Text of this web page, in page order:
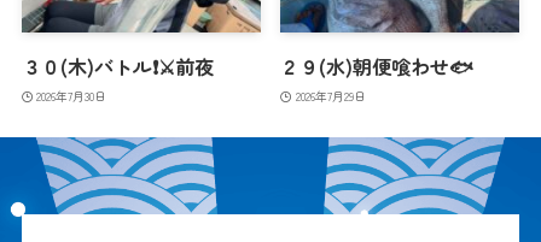
３０(木)バトル❗️⚔️前夜
2026年7月30日
２９(水)朝便喰わせ🐟
2026年7月29日